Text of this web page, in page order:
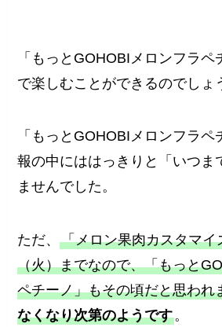
「もっとGOHOBIメロンフラペ
で楽しむことができるのでしょ
「もっとGOHOBIメロンフラ
報の中にははっきりと「いつま
ませんでした。
ただ、「メロン果肉カスタマイ
（火）までなので、「もっと
ペチーノ」もその頃だと思われ
なくなり次第のようです。